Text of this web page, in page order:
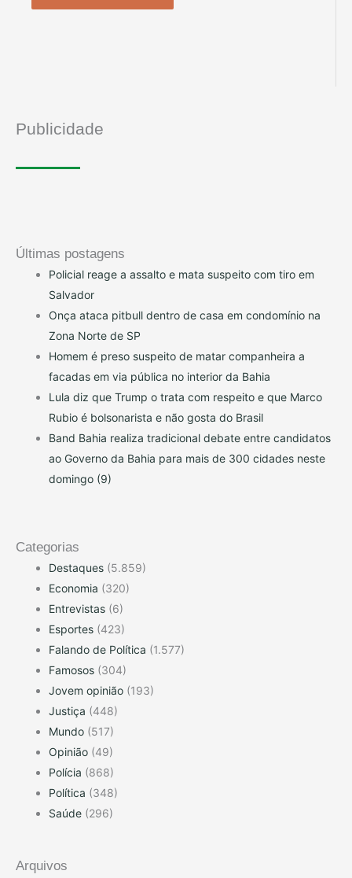
Publicidade
Últimas postagens
Policial reage a assalto e mata suspeito com tiro em
Salvador
Onça ataca pitbull dentro de casa em condomínio na
Zona Norte de SP
Homem é preso suspeito de matar companheira a
facadas em via pública no interior da Bahia
Lula diz que Trump o trata com respeito e que Marco
Rubio é bolsonarista e não gosta do Brasil
Band Bahia realiza tradicional debate entre candidatos
ao Governo da Bahia para mais de 300 cidades neste
domingo (9)
Categorias
Destaques (5.859)
Economia (320)
Entrevistas (6)
Esportes (423)
Falando de Política (1.577)
Famosos (304)
Jovem opinião (193)
Justiça (448)
Mundo (517)
Opinião (49)
Polícia (868)
Política (348)
Saúde (296)
Arquivos